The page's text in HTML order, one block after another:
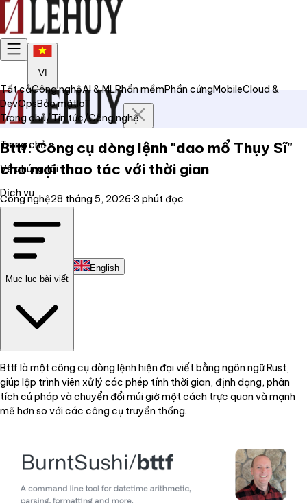
VI
Trang chủ
Về chúng tôi
Dịch vụ
Liên hệ
English
Tất cảCông nghệAI & MLPhần mềmPhần cứngMobileCloud &
DevOpsBảo mậtIoT
Trang chủ/Tin tức/Công nghệ
Bttf: Công cụ dòng lệnh "dao mổ Thụy Sĩ"
cho mọi thao tác với thời gian
Công nghệ28 tháng 5, 2026·3 phút đọc
Mục lục bài viết
Bttf là một công cụ dòng lệnh hiện đại viết bằng ngôn ngữ Rust,
giúp lập trình viên xử lý các phép tính thời gian, định dạng, phân
tích cú pháp và chuyển đổi múi giờ một cách trực quan và mạnh
mẽ hơn so với các công cụ truyền thống.